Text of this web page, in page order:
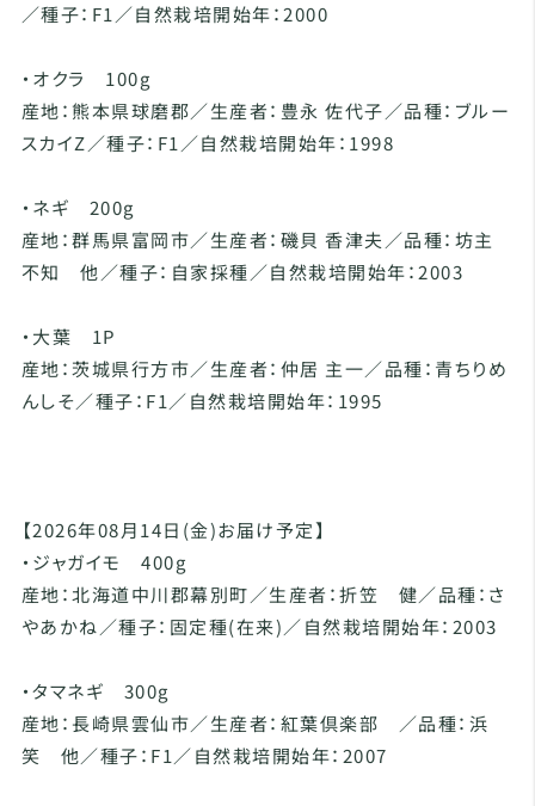
／種子：F1／自然栽培開始年：2000
・オクラ 100g
産地：熊本県球磨郡／生産者：豊永 佐代子／品種：ブルー
スカイZ／種子：F1／自然栽培開始年：1998
・ネギ 200g
産地：群馬県富岡市／生産者：磯貝 香津夫／品種：坊主
不知 他／種子：自家採種／自然栽培開始年：2003
・大葉 1P
産地：茨城県行方市／生産者：仲居 主一／品種：青ちりめ
んしそ／種子：F1／自然栽培開始年：1995
【2026年08月14日(金)お届け予定】
・ジャガイモ 400g
産地：北海道中川郡幕別町／生産者：折笠 健／品種：さ
やあかね／種子：固定種(在来)／自然栽培開始年：2003
・タマネギ 300g
産地：長崎県雲仙市／生産者：紅葉倶楽部 ／品種：浜
笑 他／種子：F1／自然栽培開始年：2007